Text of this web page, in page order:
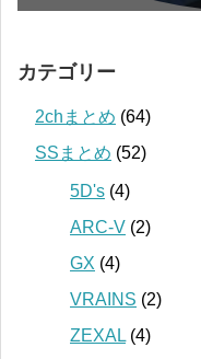
カテゴリー
2chまとめ (64)
SSまとめ (52)
5D's (4)
ARC-V (2)
GX (4)
VRAINS (2)
ZEXAL (4)